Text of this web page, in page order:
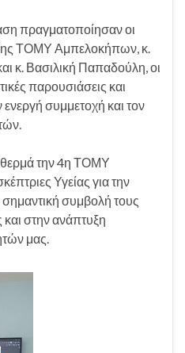
πραγματοποίησαν οι
4ης ΤΟΜΥ Αμπελοκήπων, κ.
κ. Βασιλική Παπαδούλη, οι
παρουσιάσεις και
συμμετοχή και τον
θερμά την 4η ΤΟΜΥ
Υγείας για την
συμβολή τους
στην ανάπτυξη
μας.